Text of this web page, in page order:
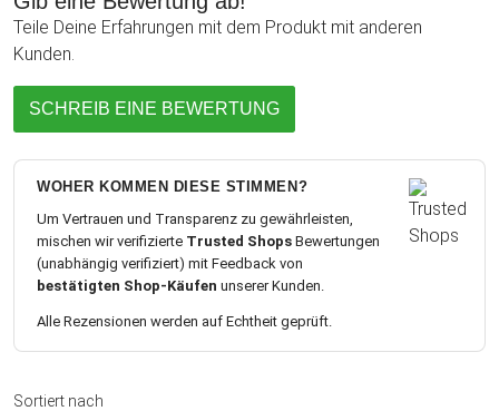
Teile Deine Erfahrungen mit dem Produkt mit anderen
Kunden.
SCHREIB EINE BEWERTUNG
WOHER KOMMEN DIESE STIMMEN?
Um Vertrauen und Transparenz zu gewährleisten,
mischen wir verifizierte Trusted Shops Bewertungen
(unabhängig verifiziert) mit Feedback von
bestätigten Shop-Käufen unserer Kunden.
Alle Rezensionen werden auf Echtheit geprüft.
Sortiert nach